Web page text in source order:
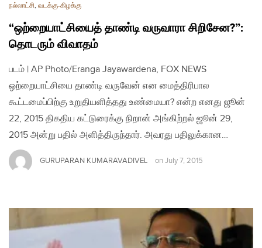
நல்லாட்சி, வடக்கு-கிழக்கு
“ஒற்றையாட்சியைத் தாண்டி வருவாரா சிறிசேன?”:
தொடரும் விவாதம்
படம் | AP Photo/Eranga Jayawardena, FOX NEWS
ஒற்றையாட்சியை தாண்டி வருவேன் என மைத்திரிபால
கூட்டமைப்பிற்கு உறுதியளித்தது உண்மையா? என்ற எனது ஜூன்
22, 2015 திகதிய கட்டுரைக்கு நிறான் அங்கிற்றல் ஜூன் 29,
2015 அன்று பதில் அளித்திருந்தார். அவரது பதிலுக்கான…
GURUPARAN KUMARAVADIVEL on July 7, 2015